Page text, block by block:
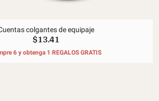
colgantes de equipaje
$13.41
6 y obtenga 1 REGALOS GRATIS